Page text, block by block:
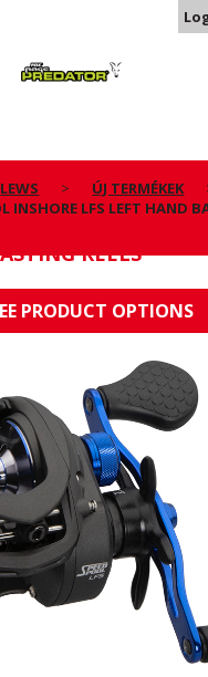
Predator
LEWS
ÚJ TERMÉKEK
INSHORE LFS LEFT HAND
INSHORE LFS
REELS
PRODUCT OPTIONS